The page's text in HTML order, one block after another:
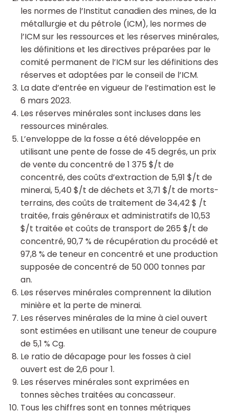
les normes de l’Institut canadien des mines, de la
métallurgie et du pétrole (ICM), les normes de
l’ICM sur les ressources et les réserves minérales,
les définitions et les directives préparées par le
comité permanent de l’ICM sur les définitions des
réserves et adoptées par le conseil de l’ICM.
La date d’entrée en vigueur de l’estimation est le
6 mars 2023.
Les réserves minérales sont incluses dans les
ressources minérales.
L’enveloppe de la fosse a été développée en
utilisant une pente de fosse de 45 degrés, un prix
de vente du concentré de 1 375 $/t de
concentré, des coûts d’extraction de 5,91 $/t de
minerai, 5,40 $/t de déchets et 3,71 $/t de morts-
terrains, des coûts de traitement de 34,42 $ /t
traitée, frais généraux et administratifs de 10,53
$/t traitée et coûts de transport de 265 $/t de
concentré, 90,7 % de récupération du procédé et
97,8 % de teneur en concentré et une production
supposée de concentré de 50 000 tonnes par
an.
Les réserves minérales comprennent la dilution
minière et la perte de minerai.
Les réserves minérales de la mine à ciel ouvert
sont estimées en utilisant une teneur de coupure
de 5,1 % Cg.
Le ratio de décapage pour les fosses à ciel
ouvert est de 2,6 pour 1.
Les réserves minérales sont exprimées en
tonnes sèches traitées au concasseur.
Tous les chiffres sont en tonnes métriques